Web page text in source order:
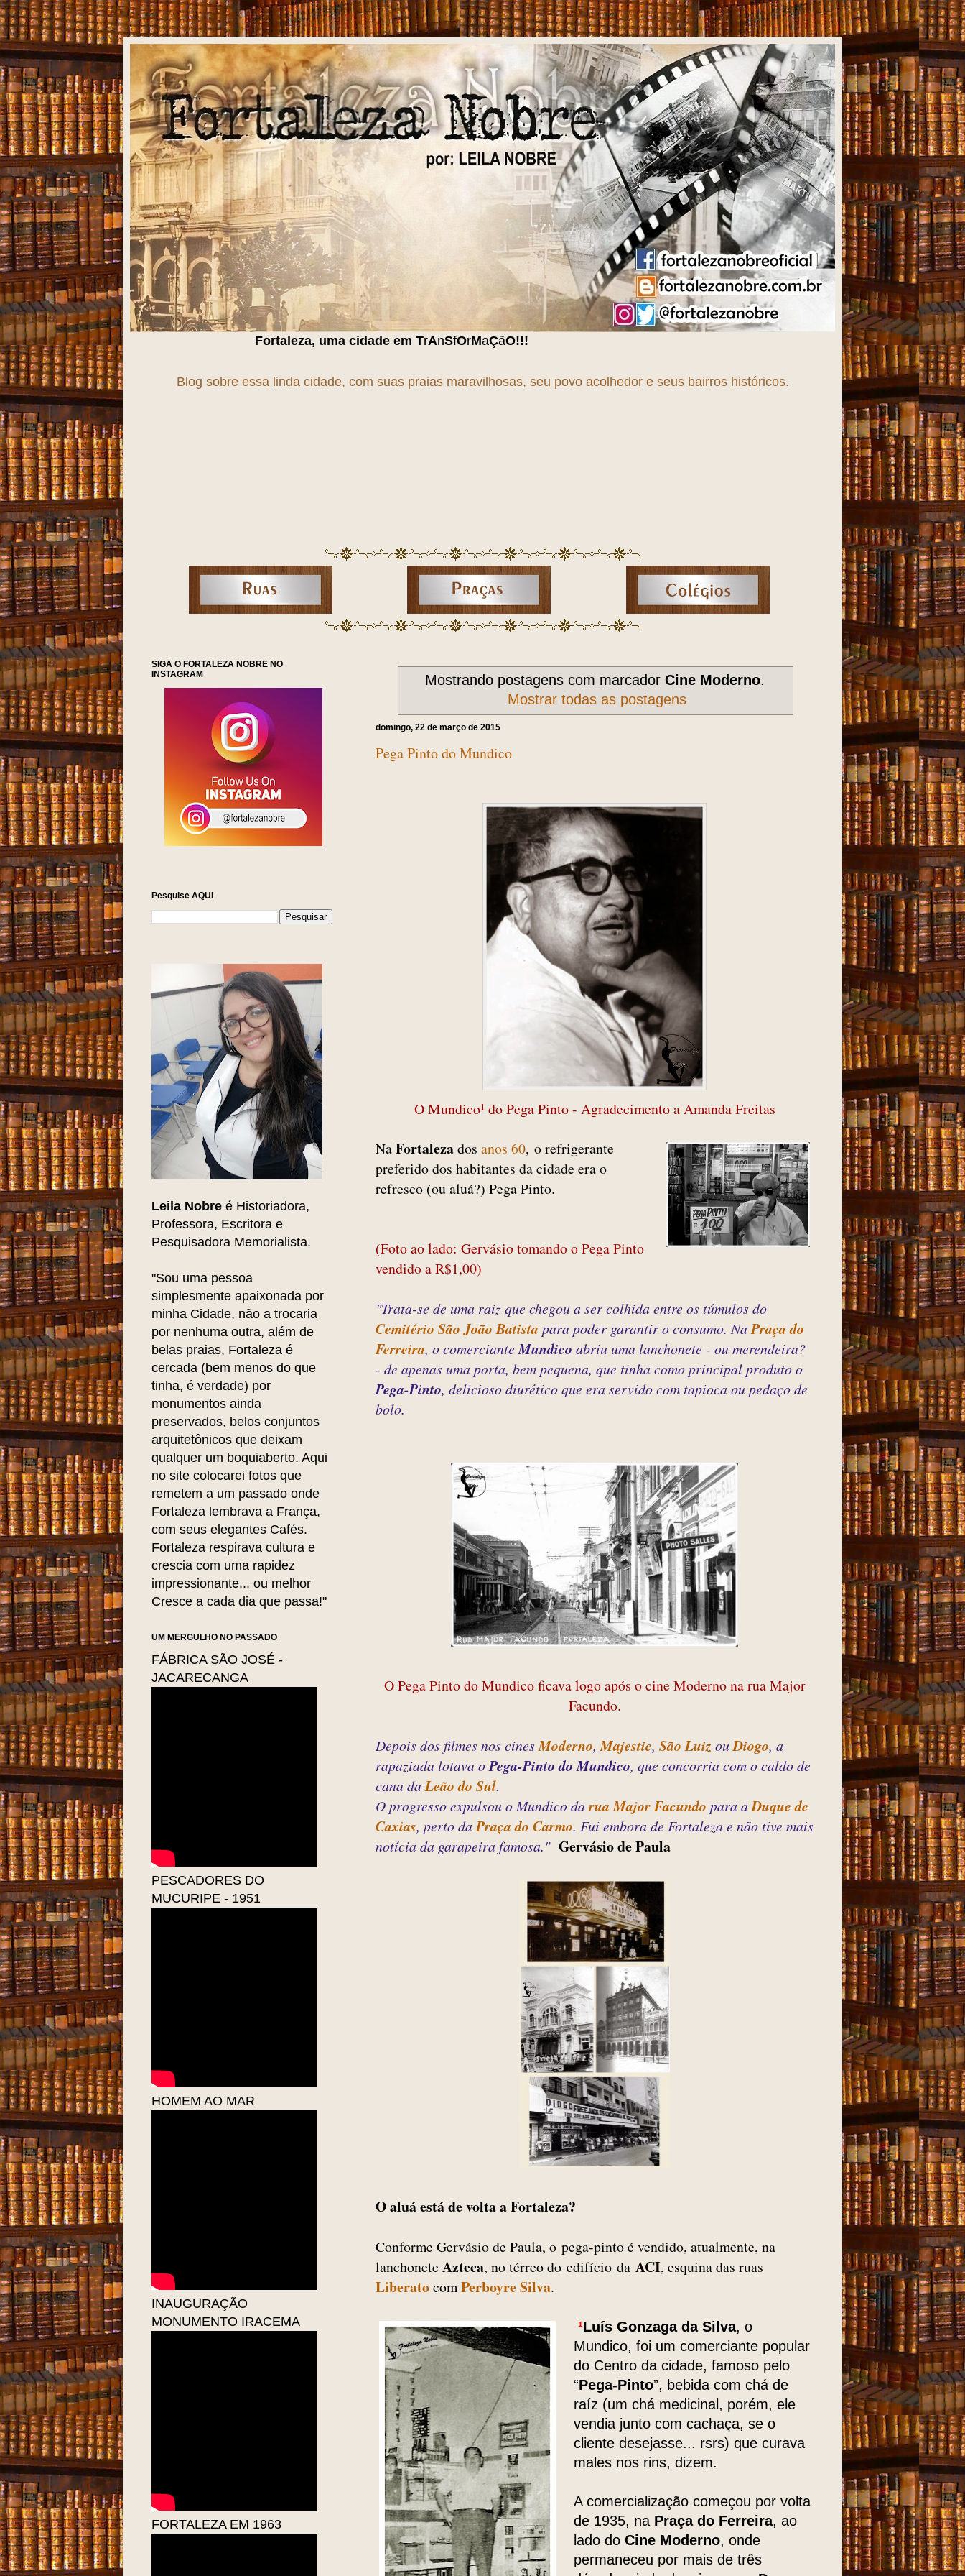
Fortaleza, uma cidade em TrAn SfOrMa ÇãO!!!
Blog sobre essa linda cidade, com suas praias maravilhosas, seu povo acolhedor e seus bairros históricos.
Mostrando postagens com marcador Cine Moderno.
Mostrar todas as postagens
domingo, 22 de março de 2015
Pega Pinto do Mundico
O Mundico¹do Pega Pinto - Agradecimento a Amanda Freitas
NaFortalezados anos 60, o refrigerante
preferido dos habitantes da cidade era o
refresco (ou aluá?) Pega Pinto.
(Foto ao lado: Gervásio tomando o Pega Pinto
vendido a R$1,00)
"Trata-se de uma raiz que chegou a ser colhida entre os túmulos do
Cemitério São João Batista para poder garantir o consumo. Na Praça do
Ferreira, o comerciante Mundico abriu uma lanchonete - ou merendeira?
- de apenas uma porta, bem pequena, que tinha como principal produto o
Pega-Pinto, delicioso diurético que era servido com tapioca ou pedaço de
bolo.
O Pega Pinto do Mundico ficava logo após o cine Moderno na rua Major
Facundo.
Depois dos filmes nos cinesModerno, Majestic, São Luiz ouDiogo, a
rapaziada lotava oPega-Pinto do Mundico, que concorria com o caldo de
cana da Leão do Sul.
O progresso expulsou o Mundico da rua Major Facundo para a Duque de
Caxias, perto da Praça do Carmo. Fui embora de Fortaleza e não tive mais
notícia da garapeira famosa." Gervásio de Paula
O aluá está de volta a Fortaleza?
Conforme Gervásio de Paula, o pega-pinto é vendido, atualmente, na
lanchonete Azteca, no térreo do edifício da ACI, esquina das ruas
LiberatocomPerboyre Silva.
¹Luís Gonzaga da Silva, o
Mundico, foi um comerciante popular
do Centro da cidade, famoso pelo
“Pega-Pinto”, bebida com chá de
raíz (um chá medicinal, porém, ele
vendia junto com cachaça, se o
cliente desejasse... rsrs) que curava
males nos rins, dizem.
A comercialização começou por volta
de 1935, na Praça do Ferreira, ao
lado do Cine Moderno, onde
permaneceu por mais de três
SIGA O FORTALEZA NOBRE NO
INSTAGRAM
Pesquise AQUI
Leila Nobre é Historiadora,
Professora, Escritora e
Pesquisadora Memorialista.
"Sou uma pessoa
simplesmente apaixonada por
minha Cidade, não a trocaria
por nenhuma outra, além de
belas praias, Fortaleza é
cercada (bem menos do que
tinha, é verdade) por
monumentos ainda
preservados, belos conjuntos
arquitetônicos que deixam
qualquer um boquiaberto. Aqui
no site colocarei fotos que
remetem a um passado onde
Fortaleza lembrava a França,
com seus elegantes Cafés.
Fortaleza respirava cultura e
crescia com uma rapidez
impressionante... ou melhor
Cresce a cada dia que passa!"
UM MERGULHO NO PASSADO
FÁBRICA SÃO JOSÉ -
JACARECANGA
PESCADORES DO
MUCURIPE - 1951
HOMEM AO MAR
INAUGURAÇÃO
MONUMENTO IRACEMA
FORTALEZA EM 1963